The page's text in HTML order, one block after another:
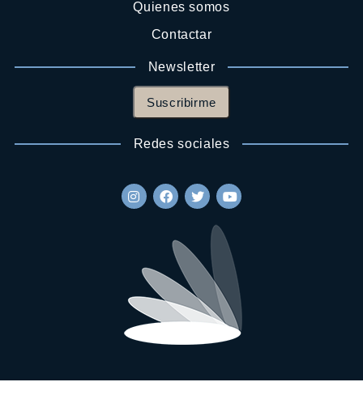
Quienes somos
Contactar
Newsletter
Suscribirme
Redes sociales